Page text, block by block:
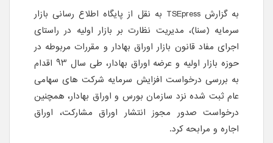
به گزارشTSEpress به نقل از پایگاه اطلاع رسانی بازار
سرمایه (سنا)، مدیریت نظارت بر بازار اولیه در راستای
اجرای مفاد قانون بازار اوراق بهادار و مقررات مربوطه در
حوزه بازار اولیه و عرضه اوراق بهادار، طی سال 93 اقدام
به بررسی درخواست افزایش سرمایه شرکت های سهامی
عام ثبت شده نزد سازمان بورس و اوراق بهادار، همچنین
درخواست صدور مجوز انتشار اوراق مشارکت، اوراق
اجاره و مرابحه کرد.